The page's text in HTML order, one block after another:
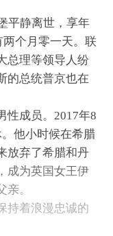
平静离世，享年
个月零一天。联
总理等领导人纷
的总统普京也在
性成员。2017年8
他小时候在希腊
放弃了希腊和丹
成为英国女王伊
。
持着浪漫忠诚的